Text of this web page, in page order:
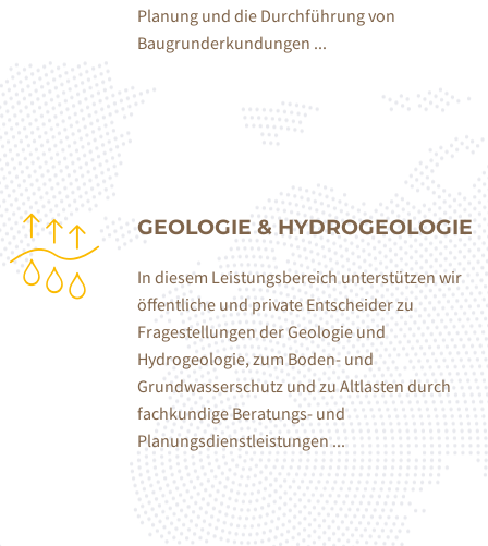
Planung und die Durchführung von
Baugrunderkundungen ...
GEOLOGIE & HYDROGEOLOGIE
In diesem Leistungsbereich unterstützen wir
öffentliche und private Entscheider zu
Fragestellungen der Geologie und
Hydrogeologie, zum Boden- und
Grundwasserschutz und zu Altlasten durch
fachkundige Beratungs- und
Planungsdienstleistungen ...